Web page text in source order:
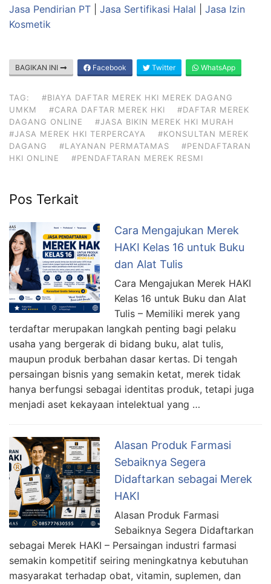
Jasa Pendirian PT
Jasa Sertifikasi Halal
Jasa Izin
Kosmetik
BAGIKAN INI Facebook Twitter WhatsApp
TAG:
#BIAYA DAFTAR MEREK HKI MEREK DAGANG
UMKM
#CARA DAFTAR MEREK HKI
#DAFTAR MEREK
DAGANG ONLINE
#JASA BIKIN MEREK HKI MURAH
#JASA MEREK HKI TERPERCAYA
#KONSULTAN MEREK
DAGANG
#LAYANAN PERMATAMAS
#PENDAFTARAN
HKI ONLINE
#PENDAFTARAN MEREK RESMI
Pos Terkait
Cara Mengajukan Merek
HAKI Kelas 16 untuk Buku
dan Alat Tulis
Cara Mengajukan Merek HAKI
Kelas 16 untuk Buku dan Alat
Tulis – Memiliki merek yang
terdaftar merupakan langkah penting bagi pelaku
usaha yang bergerak di bidang buku, alat tulis,
maupun produk berbahan dasar kertas. Di tengah
persaingan bisnis yang semakin ketat, merek tidak
hanya berfungsi sebagai identitas produk, tetapi juga
menjadi aset kekayaan intelektual yang …
Alasan Produk Farmasi
Sebaiknya Segera
Didaftarkan sebagai Merek
HAKI
Alasan Produk Farmasi
Sebaiknya Segera Didaftarkan
sebagai Merek HAKI – Persaingan industri farmasi
semakin kompetitif seiring meningkatnya kebutuhan
masyarakat terhadap obat, vitamin, suplemen, dan